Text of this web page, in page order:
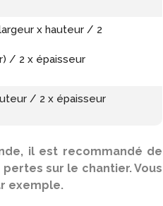
x hauteur / 2
/ 2 x épaisseur
/ 2 x épaisseur
il est recommandé de
sur le chantier. Vous
exemple.